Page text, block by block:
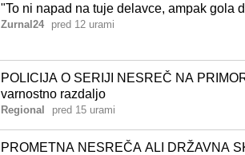
"To ni napad na tuje delavce, ampak gola
Zurnal24 pred 12 urami
POLICIJA O SERIJI NESREČ NA
varnostno razdaljo
Regional pred 15 urami
PROMETNA NESREČA ALI DRŽAVNA